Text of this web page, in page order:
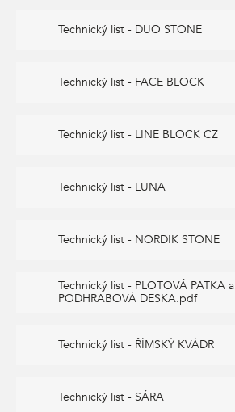
Technický list - DUO STONE
Technický list - FACE BLOCK
Technický list - LINE BLOCK CZ
Technický list - LUNA
Technický list - NORDIK STONE
Technický list - PLOTOVÁ PATKA a
PODHRABOVÁ DESKA.pdf
Technický list - ŘÍMSKÝ KVÁDR
Technický list - SÁRA